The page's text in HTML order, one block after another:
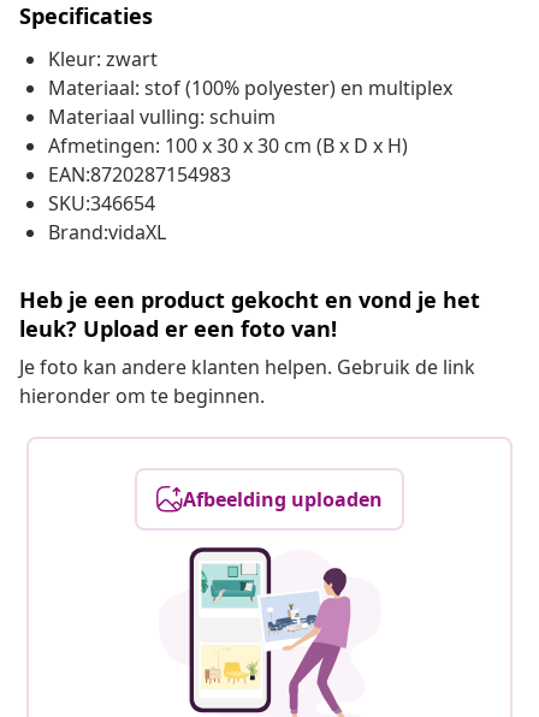
Specificaties
Kleur: zwart
Materiaal: stof (100% polyester) en multiplex
Materiaal vulling: schuim
Afmetingen: 100 x 30 x 30 cm (B x D x H)
EAN:8720287154983
SKU:346654
Brand:vidaXL
Heb je een product gekocht en vond je het
leuk? Upload er een foto van!
Je foto kan andere klanten helpen. Gebruik de link
hieronder om te beginnen.
Afbeelding uploaden